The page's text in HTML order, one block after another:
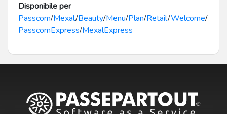
Disponibile per
Passcom/Mexal/Beauty/Menu/Plan/Retail/Welcome/
PasscomExpress/MexalExpress